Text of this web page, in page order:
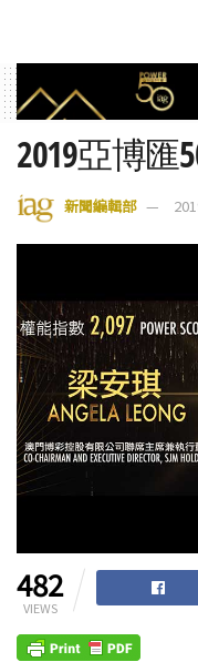
2019亞博匯
新聞編輯部
482
VIEWS